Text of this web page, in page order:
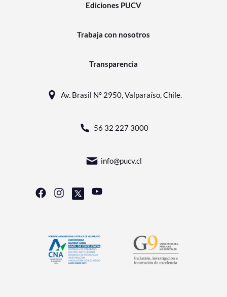
Ediciones PUCV
Trabaja con nosotros
Transparencia
Av. Brasil N° 2950, Valparaíso, Chile.
56 32 227 3000
info@pucv.cl